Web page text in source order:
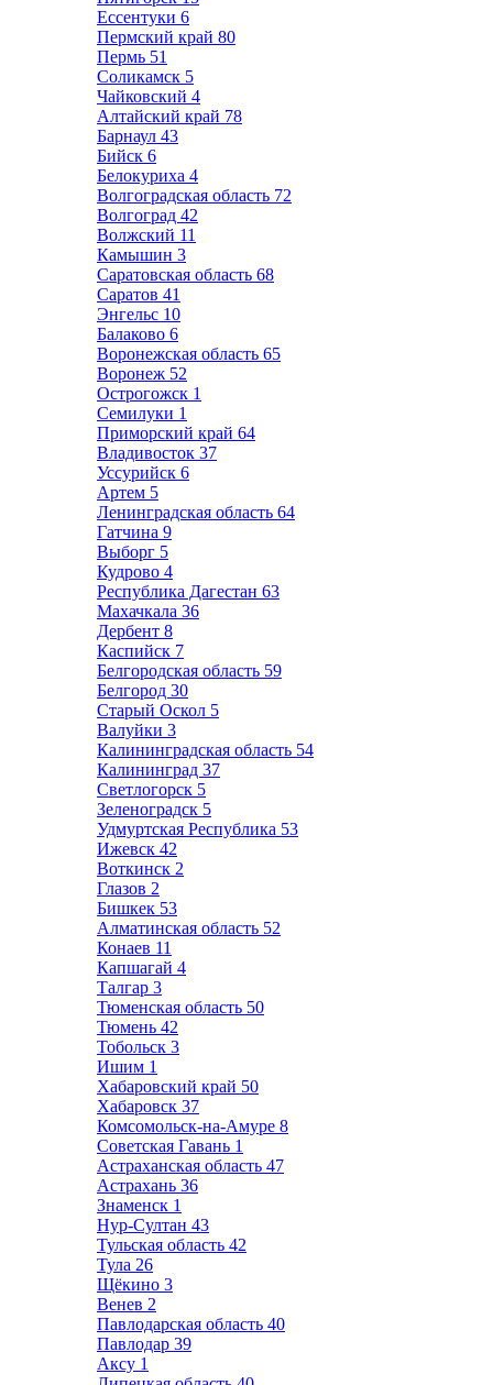
Ессентуки 6
Пермский край 80
Пермь 51
Соликамск 5
Чайковский 4
Алтайский край 78
Барнаул 43
Бийск 6
Белокуриха 4
Волгоградская область 72
Волгоград 42
Волжский 11
Камышин 3
Саратовская область 68
Саратов 41
Энгельс 10
Балаково 6
Воронежская область 65
Воронеж 52
Острогожск 1
Семилуки 1
Приморский край 64
Владивосток 37
Уссурийск 6
Артем 5
Ленинградская область 64
Гатчина 9
Выборг 5
Кудрово 4
Республика Дагестан 63
Махачкала 36
Дербент 8
Каспийск 7
Белгородская область 59
Белгород 30
Старый Оскол 5
Валуйки 3
Калининградская область 54
Калининград 37
Светлогорск 5
Зеленоградск 5
Удмуртская Республика 53
Ижевск 42
Воткинск 2
Глазов 2
Бишкек 53
Алматинская область 52
Конаев 11
Капшагай 4
Талгар 3
Тюменская область 50
Тюмень 42
Тобольск 3
Ишим 1
Хабаровский край 50
Хабаровск 37
Комсомольск-на-Амуре 8
Советская Гавань 1
Астраханская область 47
Астрахань 36
Знаменск 1
Нур-Султан 43
Тульская область 42
Тула 26
Щёкино 3
Венев 2
Павлодарская область 40
Павлодар 39
Аксу 1